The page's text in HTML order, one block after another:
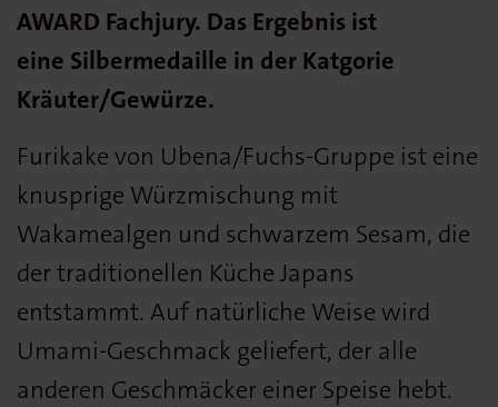
AWARD Fachjury. Das Ergebnis ist
eine Silbermedaille in der Katgorie
Kräuter/Gewürze.
Furikake von Ubena/Fuchs-Gruppe ist eine
knusprige Würzmischung mit
Wakamealgen und schwarzem Sesam, die
der traditionellen Küche Japans
entstammt. Auf natürliche Weise wird
Umami-Geschmack geliefert, der alle
anderen Geschmäcker einer Speise hebt.